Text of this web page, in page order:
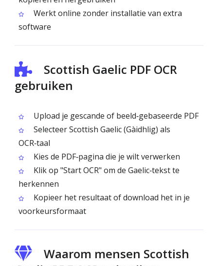
Werkt online zonder installatie van extra
software
Scottish Gaelic PDF OCR
gebruiken
Upload je gescande of beeld‑gebaseerde PDF
Selecteer Scottish Gaelic (Gàidhlig) als
OCR‑taal
Kies de PDF‑pagina die je wilt verwerken
Klik op "Start OCR" om de Gaelic‑tekst te
herkennen
Kopieer het resultaat of download het in je
voorkeursformaat
Waarom mensen Scottish